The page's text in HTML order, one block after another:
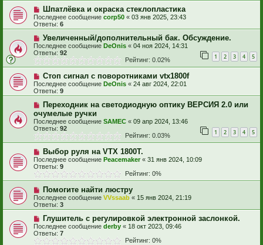
Шпатлёвка и окраска стеклопластика
Последнее сообщение corp50 « 03 янв 2025, 23:43
Ответы: 6
Увеличенный/дополнительный бак. Обсуждение.
Последнее сообщение DeOnis « 04 ноя 2024, 14:31
Ответы: 92 1 2 3 4 5
Рейтинг: 0.02%
Стоп сигнал с поворотниками vtx1800f
Последнее сообщение DeOnis « 24 авг 2024, 22:01
Ответы: 9
Переходник на светодиодную оптику ВЕРСИЯ 2.0 или
очумелые ручки
Последнее сообщение SAMEC « 09 апр 2024, 13:46
Ответы: 92 1 2 3 4 5
Рейтинг: 0.03%
Выбор руля на VTX 1800T.
Последнее сообщение Peacemaker« 31 янв 2024, 10:09
Ответы: 9
Рейтинг: 0%
Помогите найти люстру
Последнее сообщение VVssaab « 15 янв 2024, 21:19
Ответы: 3
Глушитель с регулировкой электронной заслонкой.
Последнее сообщение derby « 18 окт 2023, 09:46
Ответы: 7
Рейтинг: 0%